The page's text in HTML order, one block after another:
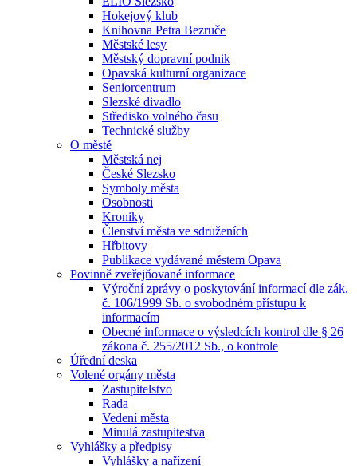
Hokejový klub
Knihovna Petra Bezruče
Městské lesy
Městský dopravní podnik
Opavská kulturní organizace
Seniorcentrum
Slezské divadlo
Středisko volného času
Technické služby
O městě
Městská nej
České Slezsko
Symboly města
Osobnosti
Kroniky
Členství města ve sdruženích
Hřbitovy
Publikace vydávané městem Opava
Povinně zveřejňované informace
Výroční zprávy o poskytování informací dle zák.
č. 106/1999 Sb. o svobodném přístupu k
informacím
Obecné informace o výsledcích kontrol dle § 26
zákona č. 255/2012 Sb., o kontrole
Úřední deska
Volené orgány města
Zastupitelstvo
Rada
Vedení města
Minulá zastupitestva
Vyhlášky a předpisy
Vyhlášky a nařízení